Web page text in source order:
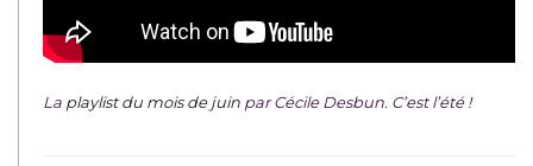
La playlist du mois de juin par Cécile Desbun. C’est l’été !